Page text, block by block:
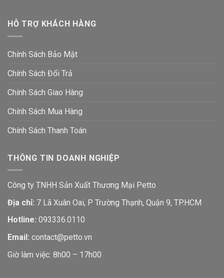
HỖ TRỢ KHÁCH HÀNG
Chính Sách Bảo Mật
Chính Sách Đổi Trả
Chính Sách Giao Hàng
Chính Sách Mua Hàng
Chính Sách Thanh Toán
THÔNG TIN DOANH NGHIỆP
Công ty TNHH Sản Xuất Thương Mại Petto
Địa chỉ: 7 Lã Xuân Oai, P Trường Thạnh, Quận 9, TP.HCM
Hotline: 093336.0110
Email: contact@petto.vn
Giờ làm việc: 8h00 – 17h00